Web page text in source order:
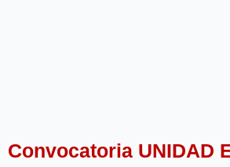
Convocatoria UNIDAD